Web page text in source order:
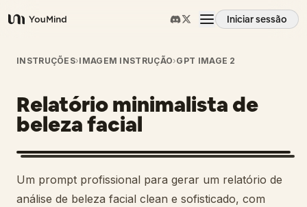
YouMind
Iniciar sessão
Visão geral
Casos de uso
Habilidades
Prompts
INSTRUÇÕES›IMAGEM INSTRUÇÃO›GPT IMAGE 2
Relatório minimalista de
beleza facial
Um prompt profissional para gerar um relatório de
análise de beleza facial clean e sofisticado, com